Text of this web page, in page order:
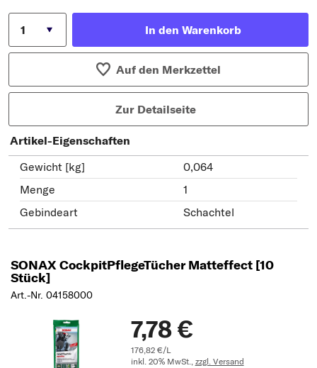
In den Warenkorb
Auf den Merkzettel
Zur Detailseite
Artikel-Eigenschaften
Gewicht [kg]
0,064
Menge
1
Gebindeart
Schachtel
SONAX CockpitPflegeTücher Matteffect [10
Stück]
Art.-Nr. 04158000
7,78 €
176,82 €/L
inkl. 20% MwSt., zzgl. Versand